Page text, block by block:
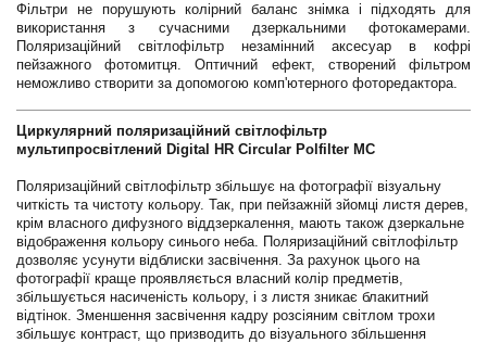
Фільтри не порушують колірний баланс знімка і підходять для
використання з сучасними дзеркальними фотокамерами.
Поляризаційний світлофільтр незамінний аксесуар в кофрі
пейзажного фотомитця. Оптичний ефект, створений фільтром
неможливо створити за допомогою комп'ютерного фоторедактора.
Циркулярний поляризаційний світлофільтр
мультипросвітлений Digital HR Circular Polfilter MC
Поляризаційний світлофільтр збільшує на фотографії візуальну
читкість та чистоту кольору. Так, при пейзажній зйомці листя дерев,
крім власного дифузного віддзеркалення, мають також дзеркальне
відображення кольору синього неба. Поляризаційний світлофільтр
дозволяє усунути відблиски засвічення. За рахунок цього на
фотографії краще проявляється власний колір предметів,
збільшується насиченість кольору, і з листя зникає блакитний
відтінок. Зменшення засвічення кадру розсіяним світлом трохи
збільшує контраст, що призводить до візуального збільшення